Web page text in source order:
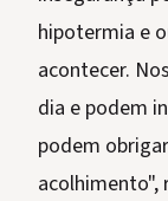
hipotermia e
acontecer.
dia e podem
podem
acolhimento",